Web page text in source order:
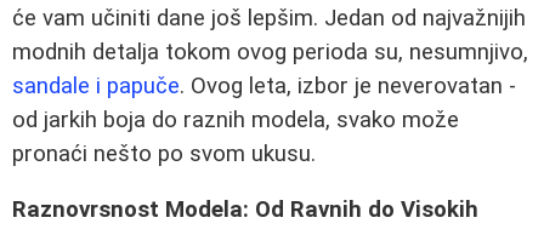
će vam učiniti dane još lepšim. Jedan od najvažnijih
modnih detalja tokom ovog perioda su, nesumnjivo,
sandale i papuče. Ovog leta, izbor je neverovatan -
od jarkih boja do raznih modela, svako može
pronaći nešto po svom ukusu.
Raznovrsnost Modela: Od Ravnih do Visokih